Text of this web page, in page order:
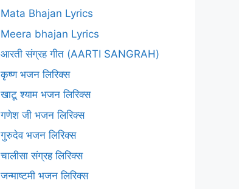
Mata Bhajan Lyrics
Meera bhajan Lyrics
आरती संग्रह गीत (AARTI SANGRAH)
कृष्ण भजन लिरिक्स
खाटू श्याम भजन लिरिक्स
गणेश जी भजन लिरिक्स
गुरुदेव भजन लिरिक्स
चालीसा संग्रह लिरिक्स
जन्माष्टमी भजन लिरिक्स